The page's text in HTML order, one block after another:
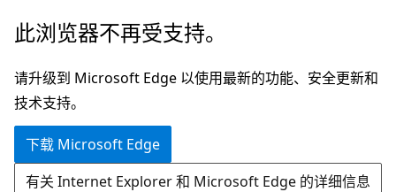
跳
主
要
内
此浏览器不再受支持。
请升级到 Microsoft Edge 以使用最新的功能、安全更新和
技术支持。
下载 Microsoft Edge
有关 Internet Explorer 和 Microsoft Edge 的详细信息